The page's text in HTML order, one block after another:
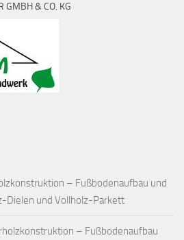
GMBH & CO. KG
– Fußbodenaufbau und
Dielen und Vollholz-Parkett
– Fußbodenaufbau